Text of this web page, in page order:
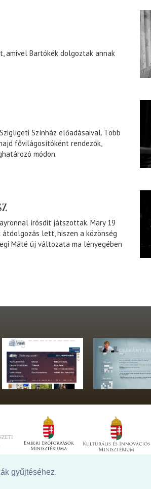
gyűjtéséhez.
amivel Bartókék dolgoztak annak
Színház előadásaival. Több
fővilágosítóként rendezők,
módon.
írósdit játszottak. Mary 19
lett, hiszen a közönség
Máté új változata ma lényegében